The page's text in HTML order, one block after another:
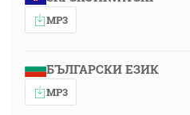
MP3
БЪЛГАРСКИ ЕЗИК
MP3